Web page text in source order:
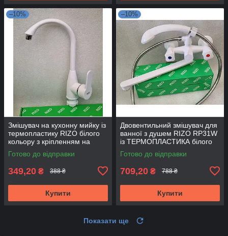
–10%
Змішувач на кухонну мийку із
термопластику RIZO білого
кольору з кріпленням на
гайці
Готово до відправки
349,20 ₴ 388 ₴
Купити
–10%
Двовентильний змішувач для
ванної з душем RIZO RP31W
із ТЕРМОПЛАСТИКА білого
кольору
Готово до відправки
709,20 ₴ 788 ₴
Купити
Показати ще